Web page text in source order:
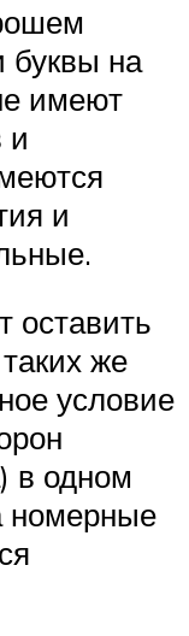
буквы на
имеют
и
и
оставить
же
условие
в одном
номерные